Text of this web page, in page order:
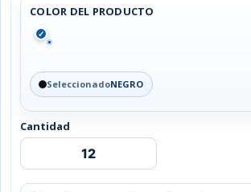
COLOR DEL PRODUCTO
✓
SeleccionadoNEGRO
Cantidad
SET